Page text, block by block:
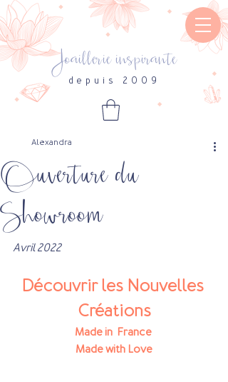
Joaillerie inspirante
depuis 2009
Ouverture du
Showroom
Alexandra
Avril 2022
Découvrir les Nouvelles
Créations
Made in  France
Made with Love